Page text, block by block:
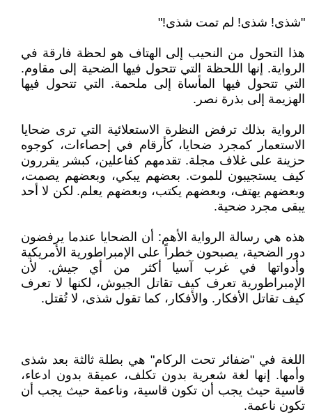
"شذى! شذى! لم تمت شذى!"
هذا التحول من النحيب إلى الهتاف هو لحظة فارقة في
الرواية. إنها اللحظة التي تتحول فيها الضحية إلى مقاوم.
التي تتحول فيها المأساة إلى ملحمة. التي تتحول فيها
الهزيمة إلى بذرة نصر.
الرواية بذلك ترفض النظرة الاستعلائية التي ترى ضحايا
الاستعمار كمجرد ضحايا، كأرقام في إحصاءات، كوجوه
حزينة على غلاف مجلة. تقدمهم كفاعلين، كبشر يقررون
كيف يستجيبون للموت. بعضهم يبكي، وبعضهم يصمت،
وبعضهم يهتف، وبعضهم يكتب، وبعضهم يعلم. لكن لا أحد
يبقى مجرد ضحية.
هذه هي رسالة الرواية الأهم: أن الضحايا عندما يرفضون
دور الضحية، يصبحون خطراً على الإمبراطورية الأمريكية
وأدواتها في غرب آسيا أكثر من أي جيش. لأن
الإمبراطورية تعرف كيف تقاتل الجيوش، لكنها لا تعرف
كيف تقاتل الأفكار. والأفكار، كما تقول شذى، لا تُقتل.
اللغة في "ضفائر تحت الركام" هي بطلة ثالثة بعد شذى
وأمها. إنها لغة شعرية بدون تكلف، عميقة بدون ادعاء،
قاسية حيث يجب أن تكون قاسية، وناعمة حيث يجب أن
تكون ناعمة.